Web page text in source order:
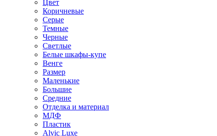
Цвет
Коричневые
Серые
Темные
Черные
Светлые
Белые шкафы-купе
Венге
Размер
Маленькие
Большие
Средние
Отделка и материал
МДФ
Пластик
Alvic Luxe